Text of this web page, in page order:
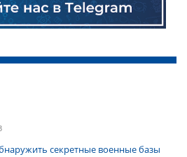
секретные военные базы